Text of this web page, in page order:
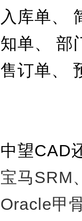
入库单、
知单、 部
售订单、
中望CAD
宝马SRM
Oracle甲